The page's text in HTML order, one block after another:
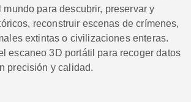
para descubrir, preservar y
reconstruir escenas de crímenes,
extintas o civilizaciones enteras.
escaneo 3D portátil para recoger datos
precisión y calidad.